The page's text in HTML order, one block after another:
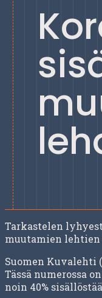
Tarkastelen
muutamien lehtien
Suomen Kuvalehti
Tässä numerossa
noin 40%